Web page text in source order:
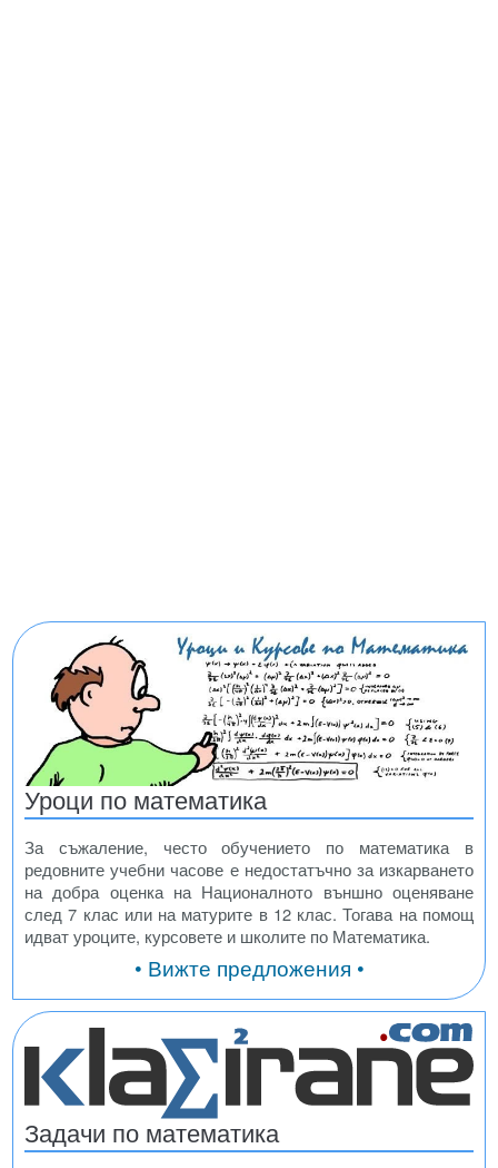
Уроци по математика
За съжаление, често обучението по математика в
редовните учебни часове е недостатъчно за изкарването
на добра оценка на Националното външно оценяване
след 7 клас или на матурите в 12 клас. Тогава на помощ
идват уроците, курсовете и школите по Математика.
• Вижте предложения •
Задачи по математика